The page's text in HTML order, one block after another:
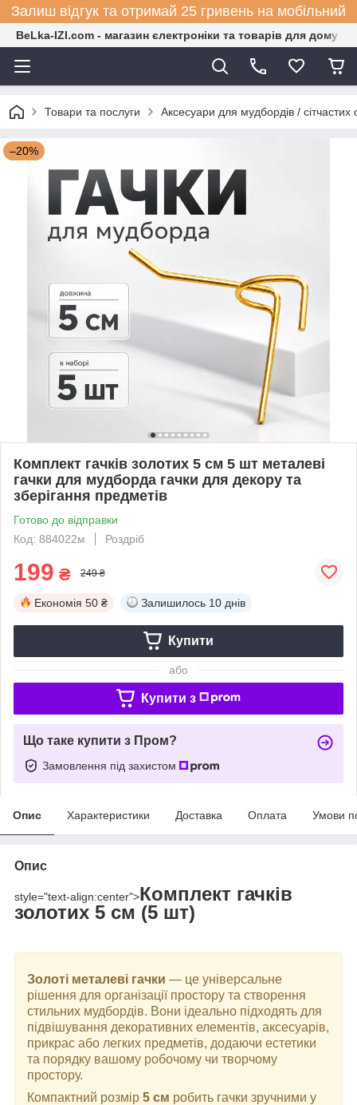
Залиш відгук та отримай 25 гривень на мобільний
BeLka-IZI.com - магазин єлектроніки та товарів для дому
Товари та послуги Аксесуари для мудбордів / сітчастих
–20%
Комплект гачків золотих 5 см 5 шт металеві
гачки для мудборда гачки для декору та
зберігання предметів
Готово до відправки
Код: 884022м
Роздріб
199 ₴ 249 ₴
Економія 50 ₴ Залишилось 10 днів
Купити
або
Купити з
Що таке купити з Пром?
Замовлення під захистом
Опис Характеристики Доставка Оплата Умови
Опис
style="text-align:center">Комплект гачків
золотих 5 см (5 шт)
Золоті металеві гачки — це універсальне
рішення для організації простору та створення
стильних мудбордів. Вони ідеально підходять для
підвішування декоративних елементів, аксесуарів,
прикрас або легких предметів, додаючи естетики
та порядку вашому робочому чи творчому
простору.
Компактний розмір 5 см робить гачки зручними у